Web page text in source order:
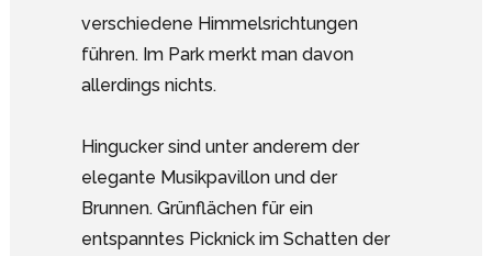
verschiedene Himmelsrichtungen
führen. Im Park merkt man davon
allerdings nichts.
Hingucker sind unter anderem der
elegante Musikpavillon und der
Brunnen. Grünflächen für ein
entspanntes Picknick im Schatten der